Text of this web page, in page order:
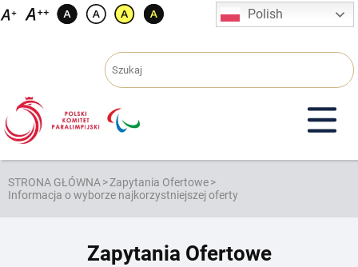
Przejdź
Polish
STRONA GŁÓWNA>Zapytania Ofertowe>
Informacja o wyborze najkorzystniejszej oferty
Zapytania Ofertowe